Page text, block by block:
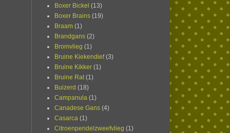
Boxer Bickel (13)
Boxer Brains (19)
Braam (1)
Brandgans (2)
Bromvlieg (1)
Bruine Kiekendief (3)
Bruine Kikker (1)
Bruine Rat (1)
Buizerd (18)
Campanula (1)
Canadese Gans (4)
Casarca (1)
Citroenpendelzweefvlieg (1)